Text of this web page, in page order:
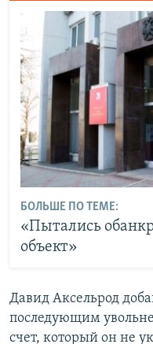
БОЛЬШЕ ПО ТЕМЕ:
«Пытались
объект»
Давид Аксельрод
последующим
счет, который он не